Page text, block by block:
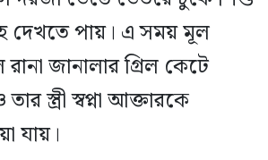
দেখতে পায়। এ সময় মূল
জানালার গ্রিল কেটে
স্ত্রী স্বপ্না আক্তারকে
যায়।